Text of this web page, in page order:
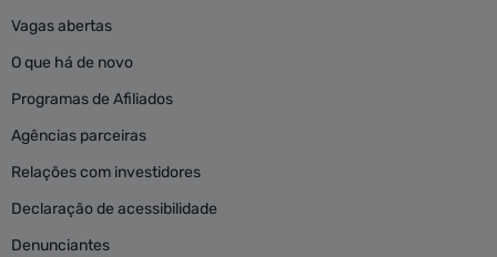
Vagas abertas
O que há de novo
Programas de Afiliados
Agências parceiras
Relações com investidores
Declaração de acessibilidade
Denunciantes